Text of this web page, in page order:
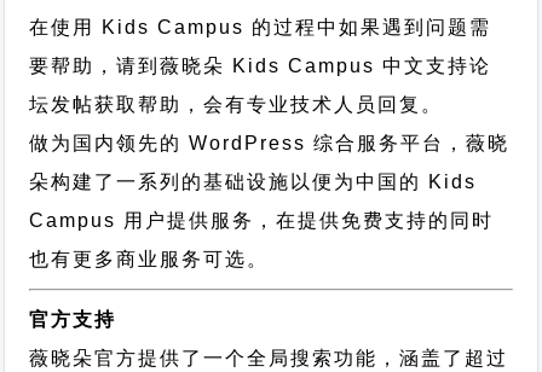
在使用 Kids Campus 的过程中如果遇到问题需
要帮助，请到薇晓朵 Kids Campus 中文支持论
坛发帖获取帮助，会有专业技术人员回复。
做为国内领先的 WordPress 综合服务平台，薇晓
朵构建了一系列的基础设施以便为中国的 Kids
Campus 用户提供服务，在提供免费支持的同时
也有更多商业服务可选。
官方支持
薇晓朵官方提供了一个全局搜索功能，涵盖了超过